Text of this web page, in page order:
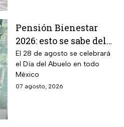
Pensión Bienestar
2026: esto se sabe del
pago por el Día del
Abuelo en agosto
El 28 de agosto se celebrará
el Día del Abuelo en todo
México
07 agosto, 2026